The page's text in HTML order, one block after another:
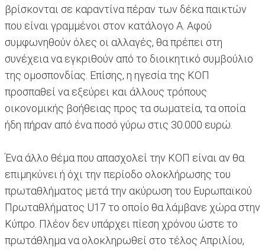
βρίσκονται σε καραντίνα πέραν των δέκα παικτών
που είναι γραμμένοι στον κατάλογο Α. Αφού
συμφωνηθούν όλες οι αλλαγές, θα πρέπει στη
συνέχεια να εγκριθούν από το διοικητικό συμβούλιο
της ομοσπονδίας. Επίσης, η ηγεσία της ΚΟΠ
προσπαθεί να εξεύρει και άλλους τρόπους
οικονομικής βοήθειας προς τα σωματεία, τα οποία
ήδη πήραν από ένα ποσό γύρω στις 30.000 ευρώ.
Ένα άλλο θέμα που απασχολεί την ΚΟΠ είναι αν θα
επιμηκύνει ή όχι την περίοδο ολοκλήρωσης του
πρωταθλήματος μετά την ακύρωση του Ευρωπαϊκού
Πρωταθλήματος U17 το οποίο θα λάμβανε χώρα στην
Κύπρο. Πλέον δεν υπάρχει πίεση χρόνου ώστε το
πρωτάθλημα να ολοκληρωθεί στο τέλος Απριλίου,